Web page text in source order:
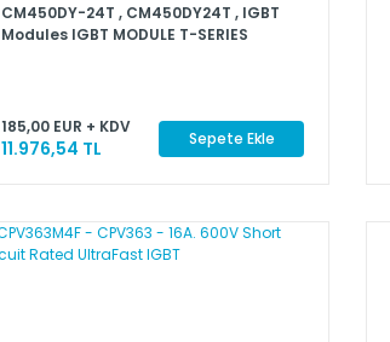
CM450DY-24T , CM450DY24T , IGBT
Modules IGBT MODULE T-SERIES
185,00 EUR + KDV
11.976,54 TL Sepete Ekle